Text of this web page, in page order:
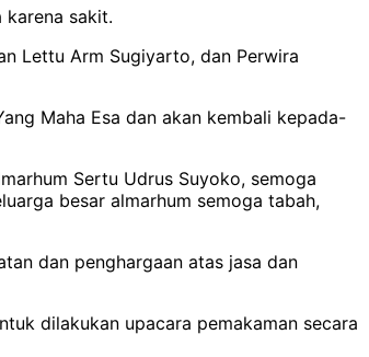
sakit.
Lettu Arm Sugiyarto, dan Perwira
Maha Esa dan akan kembali kepada-
Sertu Udrus Suyoko, semoga
besar almarhum semoga tabah,
dan penghargaan atas jasa dan
dilakukan upacara pemakaman secara